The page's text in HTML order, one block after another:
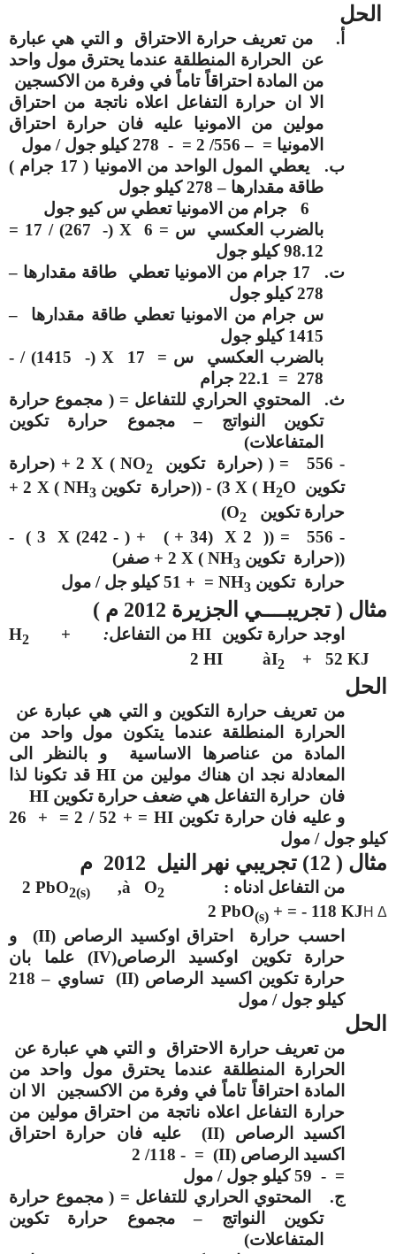
الحل
أ‌.
من تعريف حرارة الاحتراق و التي هي عبارة
عن الحرارة المنطلقة عندما يحترق مول واحد
من المادة احتراقاً تاماً في وفرة من الاكسجين
الا ان حرارة التفاعل اعلاه ناتجة من احتراق
مولين من الامونيا عليه فان حرارة احتراق
الامونيا = – 556/ 2 = - 278 كيلو جول / مول
ب‌.
يعطي المول الواحد من الامونيا ( 17 جرام )
طاقة مقدارها – 278 كيلو جول
بالضرب العكسي س = 6
X
(- 267) / 17 =
98.12 كيلو جول
ت‌.
17 جرام من الامونيا تعطي طاقة مقدارها –
278 كيلو جول
س جرام من الامونيا تعطي طاقة مقدارها –
1415 كيلو جول
بالضرب العكسي س = 17
X
(- 1415) / -
278 = 22.1 جرام
ث‌.
المحتوي الحراري للتفاعل = ( مجموع حرارة
تكوين النواتج – مجموع حرارة تكوين
المتفاعلات)
- 556 = ( (حرارة تكوين
NO2
)
X
2 + (حرارة
تكوين
( H2O
X
NH3
)
X
2 +
حرارة تكوين
O2
)
- 556 = ((
( + 34) X 2
+ ( - 242)
X
3 ) -
((حرارة تكوين
NH3
)
X
حرارة تكوين
NH3 = + 51 كيلو جل / مول
مثال ( تجريبــــي الجزيرة 2012 م )
اوجد حرارة تكوينHI من التفاعل:
H2
+
I2 + 52 KJ
à
2 HI
الحل
من تعريف حرارة التكوين و التي هي عبارة عن
الحرارة المنطلقة عندما يتكون مول واحد من
المادة من عناصرها الاساسية و بالنظر الى
المعادلة نجد ان هناك مولين من HI قد تكونا لذا
فان حرارة التفاعل هي ضعف حرارة تكوين HI
و عليه فان حرارة تكوينHI
= + 52 / 2 = + 26
كيلو جول / مول
مثال ( 12) تجريبي نهر النيل 2012 م
من التفاعل ادناه : O2
à
2 PbO2(s) ,
Δ
H
= - 118 KJ
+
2 PbO(s)
احسب حرارة احتراق اوكسيد الرصاص (II) و
حرارة تكوين اوكسيد الرصاص(IV) علما بان
حرارة تكوين اكسيد الرصاص (II
) تساوي – 218
كيلو جول / مول
الحل
من تعريف حرارة الاحتراق و التي هي عبارة عن
الحرارة المنطلقة عندما يحترق مول واحد من
المادة احتراقاً تاماً في وفرة من الاكسجين الا ان
حرارة التفاعل اعلاه ناتجة من احتراق مولين من
اكسيد الرصاص (II) عليه فان حرارة احتراق
اكسيد الرصاص (II
) = - 118/ 2
= - 59 كيلو جول / مول
ج‌.
المحتوي الحراري للتفاعل = ( مجموع حرارة
تكوين النواتج – مجموع حرارة تكوين
المتفاعلات)